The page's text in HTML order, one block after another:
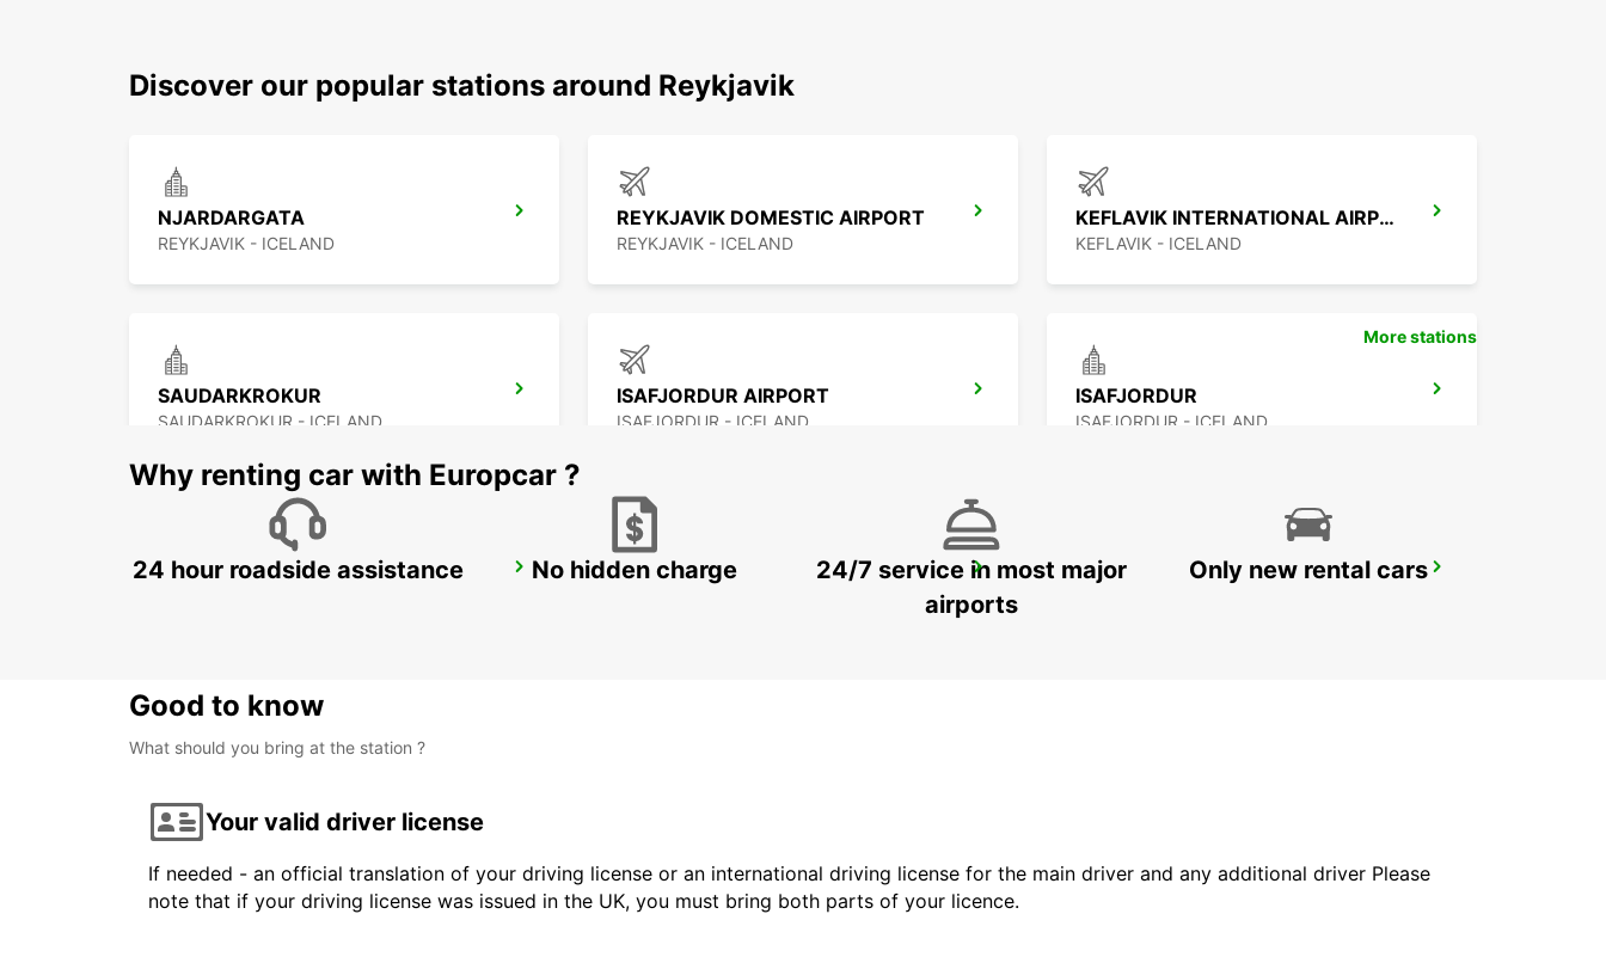
Discover our popular stations around Reykjavik
NJARDARGATA
REYKJAVIK - ICELAND
REYKJAVIK DOMESTIC AIRPORT
REYKJAVIK - ICELAND
KEFLAVIK INTERNATIONAL AIRPORT
KEFLAVIK - ICELAND
SAUDARKROKUR
SAUDARKROKUR - ICELAND
ISAFJORDUR AIRPORT
ISAFJORDUR - ICELAND
ISAFJORDUR
ISAFJORDUR - ICELAND
AKUREYRI AIRPORT AKUREYRI AKUREYRI HARBOUR
More stations
Why renting car with Europcar ?
24 hour roadside assistance No hidden charge
24/7 service in most major
airports
Only new rental cars
Good to know
What should you bring at the station ?
Your valid driver license
If needed - an official translation of your driving license or an international driving license for the main driver and any additional driver Please
note that if your driving license was issued in the UK, you must bring both parts of your licence.